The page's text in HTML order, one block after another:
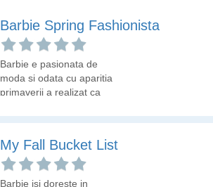
al modei. Ajuta-le sa se
pregateasca asa cum o
cere un astfel de
eveniment!
Barbie Spring Fashionista
Barbie e pasionata de
moda si odata cu aparitia
primaverii a realizat ca
primavara.
My Fall Bucket List
Barbie isi doreste in